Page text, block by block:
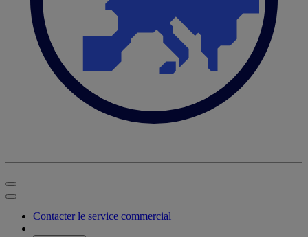
Contacter le service commercial